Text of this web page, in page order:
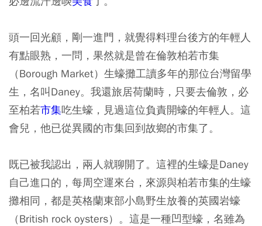
頭一回光顧，剛一進門，就覺得料理台後方的年輕人
有點眼熟，一問，果然就是曾在倫敦柏若市集
（Borough Market）生蠔攤工讀多年的那位台灣留學
生，名叫Daney。我還旅居荷蘭時，只要去倫敦，必
至柏若市集吃生蠔，見過這位負責開蠔的年輕人。這
會兒，他已從異國的市集回到故鄉的市集了。
既已被我認出，兩人就聊開了。這裡的生蠔是Daney
自己進口的，每周空運來台，來源與柏若市集的生蠔
攤相同，都是英格蘭東部小島野生放養的英國岩蠔
（British rock oysters）。這是一種凹型蠔，名雖為